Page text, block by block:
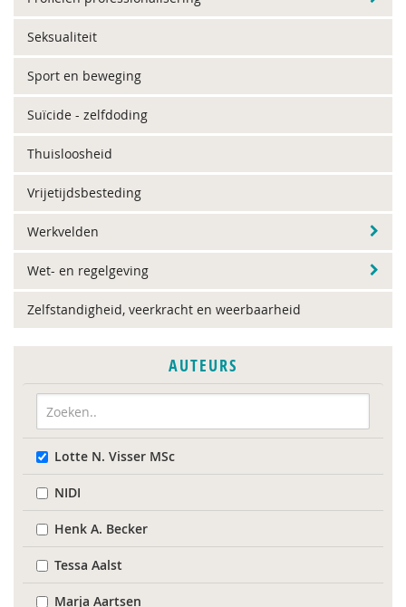
Seksualiteit
Sport en beweging
Suïcide - zelfdoding
Thuisloosheid
Vrijetijdsbesteding
Werkvelden
Wet- en regelgeving
Zelfstandigheid, veerkracht en weerbaarheid
AUTEURS
Lotte N. Visser MSc
NIDI
Henk A. Becker
Tessa Aalst
Marja Aartsen